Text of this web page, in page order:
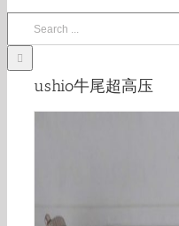
ushio牛尾超高压